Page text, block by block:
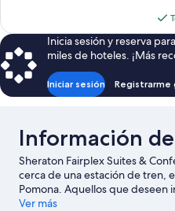
Inicia sesión y reserva
miles de hoteles. ¡Más
Iniciar sesión Registrarme
Información
Sheraton Fairplex Suites &
cerca de una estación de tren,
Pomona. Aquellos que deseen
Centro Comercial Ontario Mills
Ver más